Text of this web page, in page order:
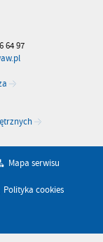
64 97
Mapa serwisu
Polityka cookies